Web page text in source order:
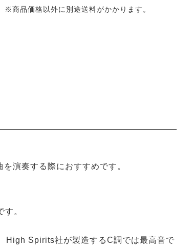
※商品価格以外に別途送料がかかります。
演奏する際におすすめです。
。
High Spirits社が製造するC調では最高音で